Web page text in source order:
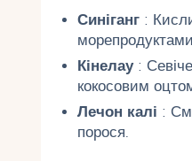
Синіганг:
Кінелау: Севіче
кокосовим
Лечон калі :
порося.